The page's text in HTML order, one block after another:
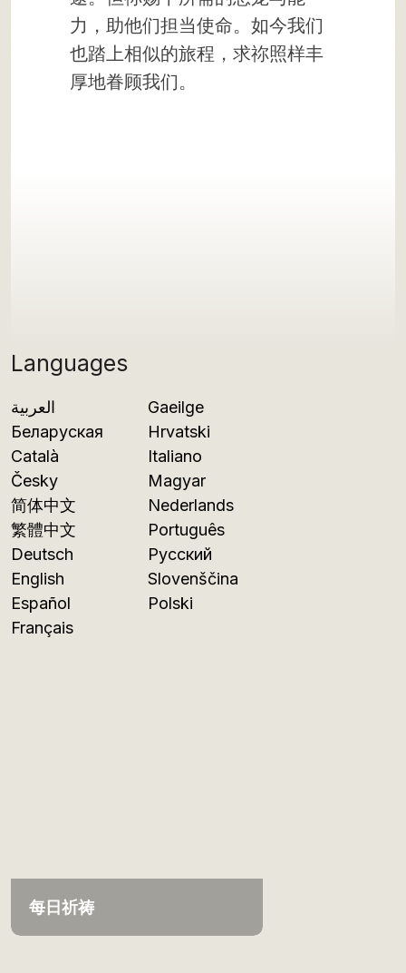
Languages
العربية
Беларуская
Català
Česky
简体中文
繁體中文
Deutsch
English
Español
Français
Gaeilge
Hrvatski
Italiano
Magyar
Nederlands
Português
Русский
Slovenščina
Polski
每日祈祷
力，助他们担当使命。如今我们
也踏上相似的旅程，求祢照样丰
厚地眷顾我们。